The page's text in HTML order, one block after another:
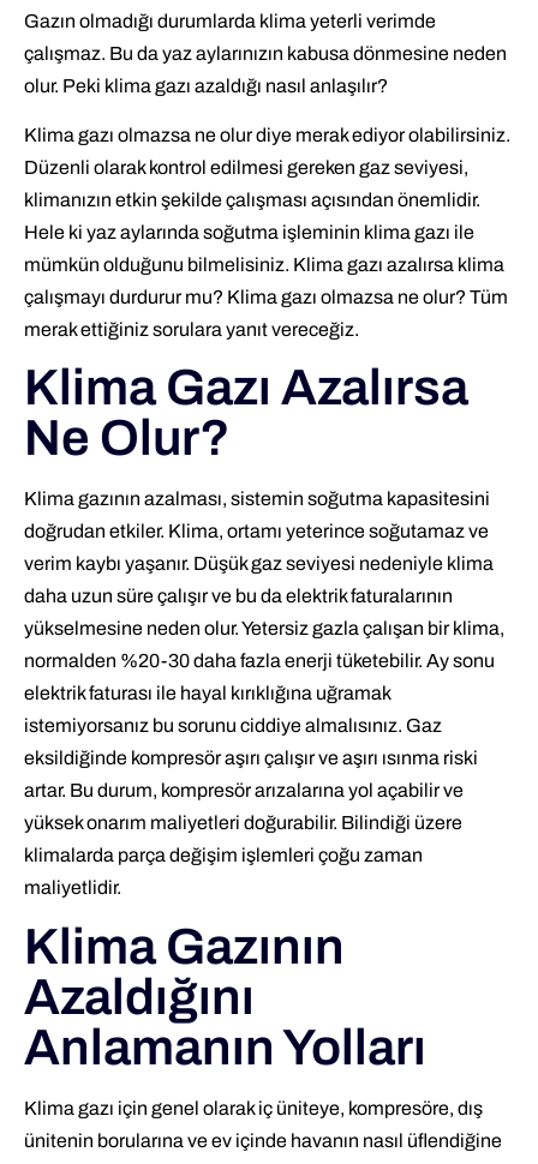
Gazın olmadığı durumlarda klima yeterli verimde
çalışmaz. Bu da yaz aylarınızın kabusa dönmesine neden
olur. Peki klima gazı azaldığı nasıl anlaşılır?
Klima gazı olmazsa ne olur diye merak ediyor olabilirsiniz.
Düzenli olarak kontrol edilmesi gereken gaz seviyesi,
klimanızın etkin şekilde çalışması açısından önemlidir.
Hele ki yaz aylarında soğutma işleminin klima gazı ile
mümkün olduğunu bilmelisiniz. Klima gazı azalırsa klima
çalışmayı durdurur mu? Klima gazı olmazsa ne olur? Tüm
merak ettiğiniz sorulara yanıt vereceğiz.
Klima Gazı Azalırsa
Ne Olur?
Klima gazının azalması, sistemin soğutma kapasitesini
doğrudan etkiler. Klima, ortamı yeterince soğutamaz ve
verim kaybı yaşanır. Düşük gaz seviyesi nedeniyle klima
daha uzun süre çalışır ve bu da elektrik faturalarının
yükselmesine neden olur. Yetersiz gazla çalışan bir klima,
normalden %20-30 daha fazla enerji tüketebilir. Ay sonu
elektrik faturası ile hayal kırıklığına uğramak
istemiyorsanız bu sorunu ciddiye almalısınız. Gaz
eksildiğinde kompresör aşırı çalışır ve aşırı ısınma riski
artar. Bu durum, kompresör arızalarına yol açabilir ve
yüksek onarım maliyetleri doğurabilir. Bilindiği üzere
klimalarda parça değişim işlemleri çoğu zaman
maliyetlidir.
Klima Gazının
Azaldığını
Anlamanın Yolları
Klima gazı için genel olarak iç üniteye, kompresöre, dış
ünitenin borularına ve ev içinde havanın nasıl üflendiğine